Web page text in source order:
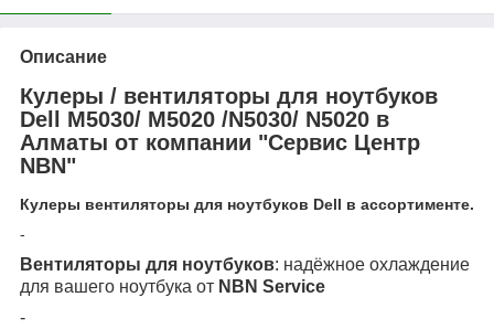
Описание
Кулеры / вентиляторы для ноутбуков
Dell M5030/ M5020 /N5030/ N5020 в
Алматы от компании "Сервис Центр
NBN"
Кулеры вентиляторы для ноутбуков Dell в ассортименте.
-
Вентиляторы для ноутбуков: надёжное охлаждение
для вашего ноутбука от NBN Service
-